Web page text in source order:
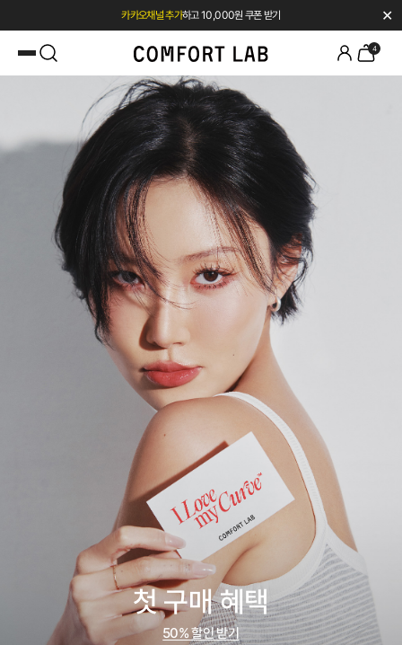
카카오채널 추가하고 10,000원 쿠폰 받기
첫 구매 시 베스트셀러 50% 즉시 할인
✕
4
첫 구매 혜택
50% 할인 받기